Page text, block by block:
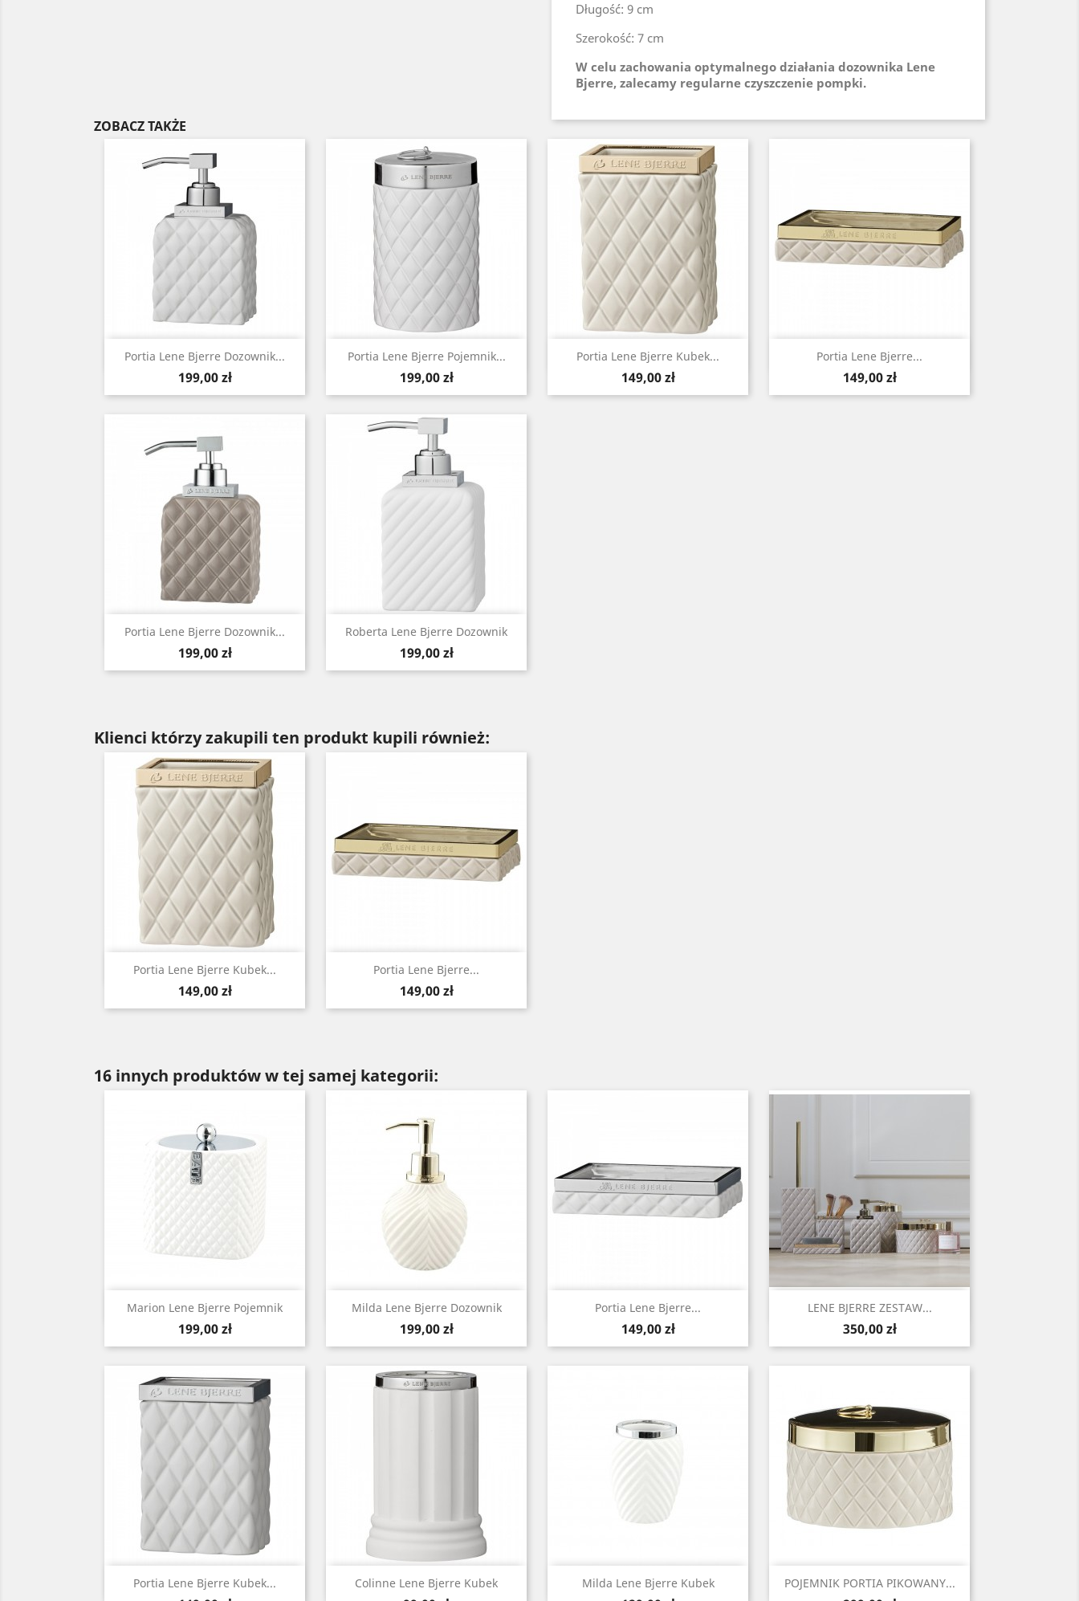
Długość: 9 cm
Szerokość: 7 cm
W celu zachowania optymalnego działania dozownika Lene
Bjerre, zalecamy regularne czyszczenie pompki.
ZOBACZ TAKŻE
Portia Lene Bjerre Dozownik...
Cena
199,00 zł
Szybki podgląd Portia Lene Bjerre Pojemnik...
Cena
199,00 zł
Szybki podgląd Portia Lene Bjerre Kubek...
Cena
149,00 zł
 Szybki podgląd Portia Lene Bjerre...
Cena
149,00 zł
Szybki podgląd
Portia Lene Bjerre Dozownik...
Cena
199,00 zł
Szybki podgląd Roberta Lene Bjerre Dozownik
Cena
199,00 zł
 Szybki podgląd
Klienci którzy zakupili ten produkt kupili również:
Portia Lene Bjerre Kubek...
Cena
149,00 zł
 Szybki podgląd Portia Lene Bjerre...
Cena
149,00 zł
Szybki podgląd
16 innych produktów w tej samej kategorii:
Marion Lene Bjerre Pojemnik
Cena
199,00 zł
 Szybki podgląd Milda Lene Bjerre Dozownik
Cena
199,00 zł
 Szybki podgląd Portia Lene Bjerre...
Cena
149,00 zł
Szybki podgląd LENE BJERRE ZESTAW...
Cena
350,00 zł
Szybki podgląd
Portia Lene Bjerre Kubek...
 Szybki podgląd Colinne Lene Bjerre Kubek
Szybki podgląd Milda Lene Bjerre Kubek
Szybki podgląd POJEMNIK PORTIA PIKOWANY...
Szybki podgląd